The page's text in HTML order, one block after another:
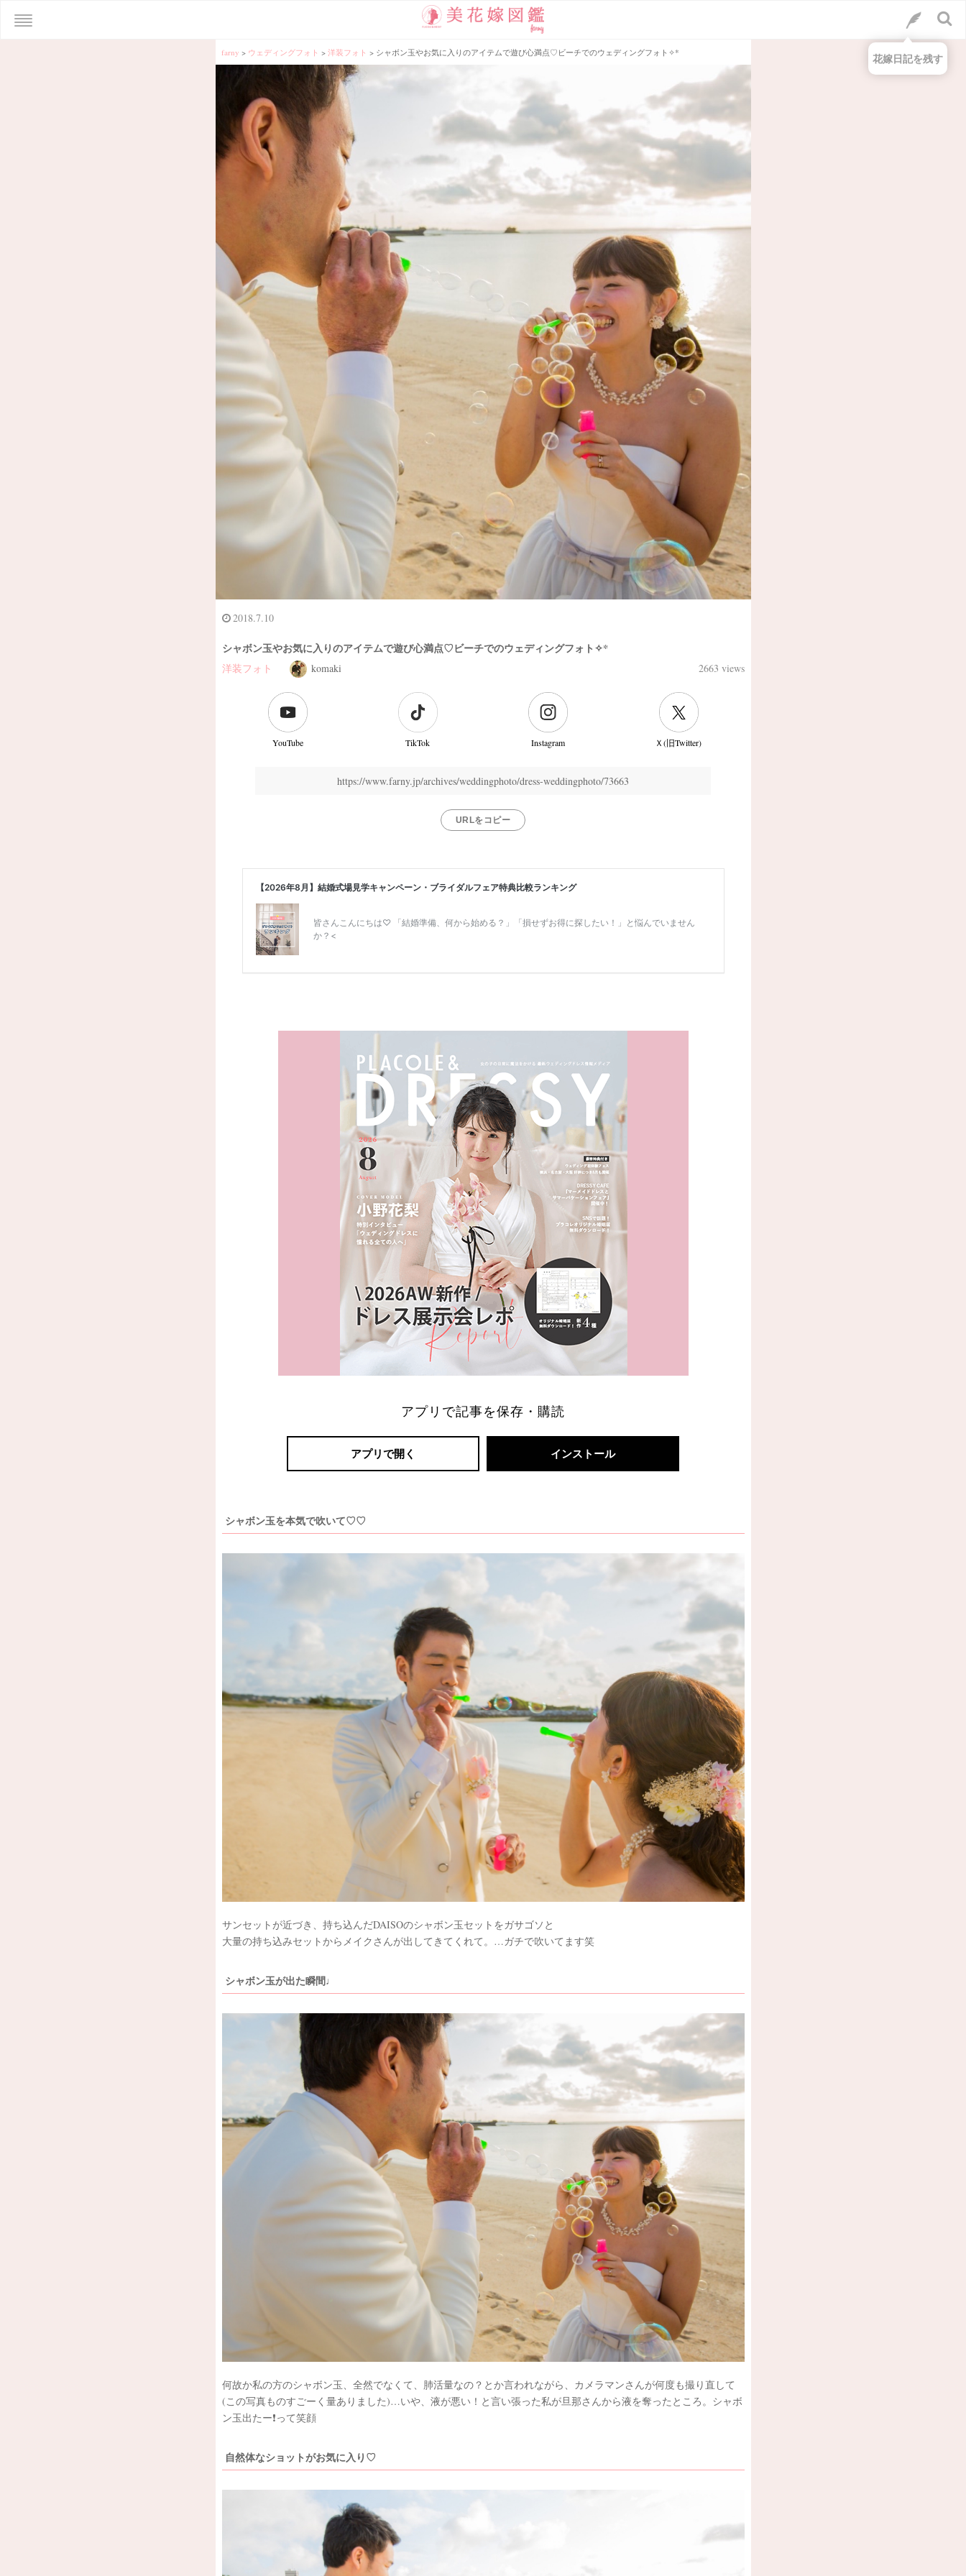
farny > ウェディングフォト > 洋装フォト > シャボン玉やお気に入りのアイテムで遊び心満点♡ビーチでのウェディングフォト✧*
2018.7.10
シャボン玉やお気に入りのアイテムで遊び心満点♡ビーチでのウェディングフォト✧*
洋装フォト komaki 2663 views
YouTube TikTok Instagram Ｘ(旧Twitter)
https://www.farny.jp/archives/weddingphoto/dress-weddingphoto/73663
URLをコピー
アプリで記事を保存・購読
アプリで開く インストール
シャボン玉を本気で吹いて♡♡
サンセットが近づき、持ち込んだDAISOのシャボン玉セットをガサゴソと
大量の持ち込みセットからメイクさんが出してきてくれて。…ガチで吹いてます笑
シャボン玉が出た瞬間♩
何故か私の方のシャボン玉、全然でなくて、肺活量なの？とか言われながら、カメラマンさんが何度も撮り直して
(この写真ものすごーく量ありました)…いや、液が悪い！と言い張った私が旦那さんから液を奪ったところ。シャボ
ン玉出たー❗️って笑顔
自然体なショットがお気に入り♡
花嫁日記を残す